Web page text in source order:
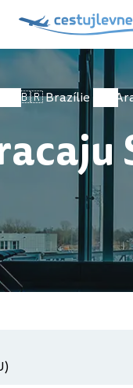
🇧🇷 Brazílie